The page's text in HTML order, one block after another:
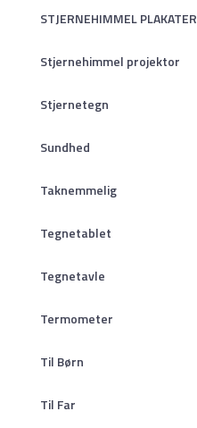
STJERNEHIMMEL PLAKATER
Stjernehimmel projektor
Stjernetegn
Sundhed
Taknemmelig
Tegnetablet
Tegnetavle
Termometer
Til Børn
Til Far